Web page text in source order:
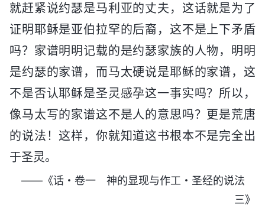
就赶紧说约瑟是马利亚的丈夫，这话就是为了
证明耶稣是亚伯拉罕的后裔，这不是上下矛盾
吗？家谱明明记载的是约瑟家族的人物，明明
是约瑟的家谱，而马太硬说是耶稣的家谱，这
不是否认耶稣是圣灵感孕这一事实吗？所以，
像马太写的家谱这不是人的意思吗？更是荒唐
的说法！这样，你就知道这书根本不是完全出
于圣灵。
——《话・卷一 神的显现与作工・圣经的说法
三》